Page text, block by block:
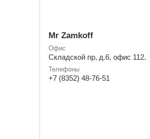
Mr Zamkoff
Офис
Складской пр, д.6, офис 112.
Телефоны
+7 (8352) 48-76-51